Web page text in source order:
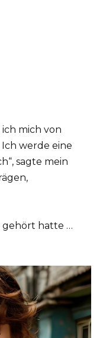
mich von
werde eine
sagte mein
gehört hatte …